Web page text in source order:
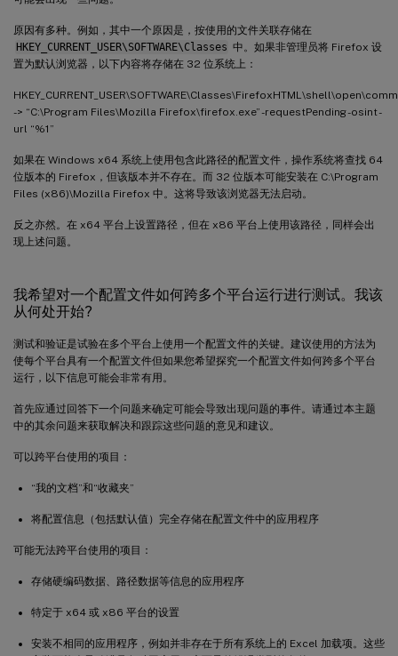
原因有多种。例如，其中一个原因是，按使用的文件关联存储在
HKEY_CURRENT_USER\SOFTWARE\Classes 中。如果非管理员将 Firefox 设
置为默认浏览器，以下内容将存储在 32 位系统上：
-> “C:\Program Files\Mozilla Firefox\firefox.exe” -requestPending -osint -
url “%1”
如果在 Windows x64 系统上使用包含此路径的配置文件，操作系统将查找 64
位版本的 Firefox，但该版本并不存在。而 32 位版本可能安装在 C:\Program
Files (x86)\Mozilla Firefox 中。这将导致该浏览器无法启动。
反之亦然。在 x64 平台上设置路径，但在 x86 平台上使用该路径，同样会出
现上述问题。
我希望对一个配置文件如何跨多个平台运行进行测试。我该
从何处开始?
测试和验证是试验在多个平台上使用一个配置文件的关键。建议使用的方法为
使每个平台具有一个配置文件但如果您希望探究一个配置文件如何跨多个平台
运行，以下信息可能会非常有用。
首先应通过回答下一个问题来确定可能会导致出现问题的事件。请通过本主题
中的其余问题来获取解决和跟踪这些问题的意见和建议。
可以跨平台使用的项目：
“我的文档”和“收藏夹”
将配置信息（包括默认值）完全存储在配置文件中的应用程序
可能无法跨平台使用的项目：
存储硬编码数据、路径数据等信息的应用程序
特定于 x64 或 x86 平台的设置
安装不相同的应用程序，例如并非存在于所有系统上的 Excel 加载项。这些